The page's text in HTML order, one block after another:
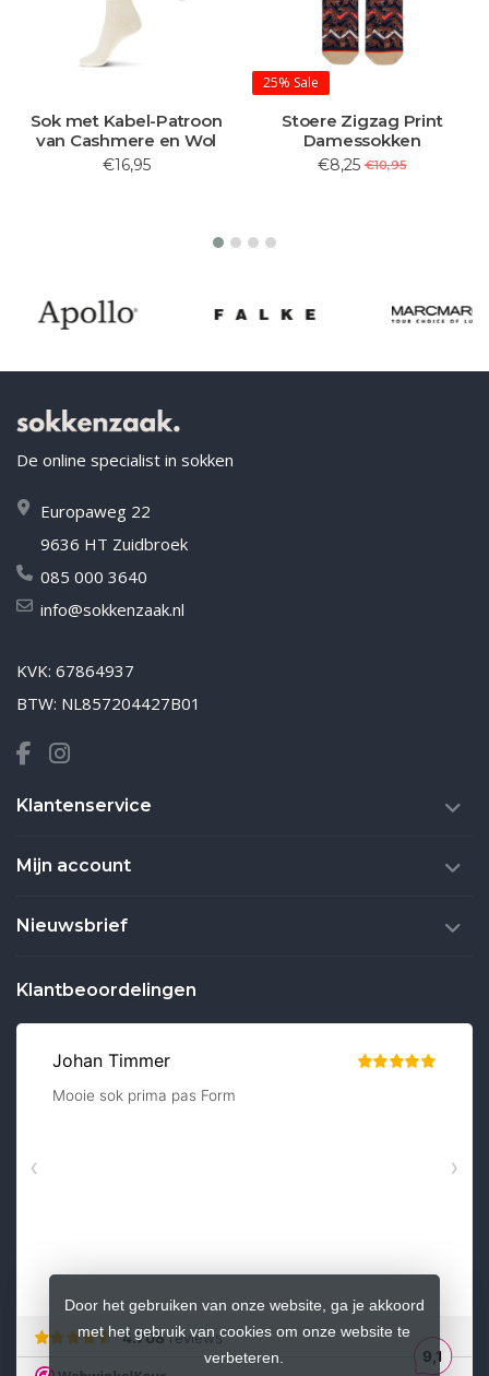
Sok met Kabel-Patroon
van Cashmere en Wol
€16,95
25% Sale
Stoere Zigzag Print
Damessokken
€8,25 €10,95
De online specialist in sokken
Europaweg 22
9636 HT Zuidbroek
085 000 3640
info@sokkenzaak.nl
KVK: 67864937
BTW: NL857204427B01
Klantenservice
Mijn account
Nieuwsbrief
Klantbeoordelingen
Door het gebruiken van onze website, ga je akkoord
met het gebruik van cookies om onze website te
verbeteren.